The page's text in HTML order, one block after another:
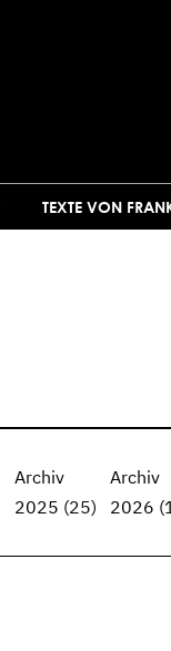
TEXTE VON
Archiv
2025 (25)
Archiv
2026